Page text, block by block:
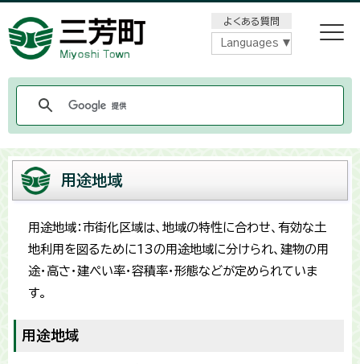
よくある質問
Languages
用途地域
用途地域：市街化区域は、地域の特性に合わせ、有効な土
地利用を図るために13の用途地域に分けられ、建物の用
途・高さ・建ぺい率・容積率・形態などが定められていま
す。
用途地域